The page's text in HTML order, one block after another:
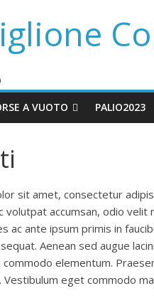
A VUOTO PALIO2023
sit amet, consectetur
volutpat accumsan, odio
ac ante ipsum primis in
Aenean sed augue
commodo elementum.
Vestibulum eget commodo